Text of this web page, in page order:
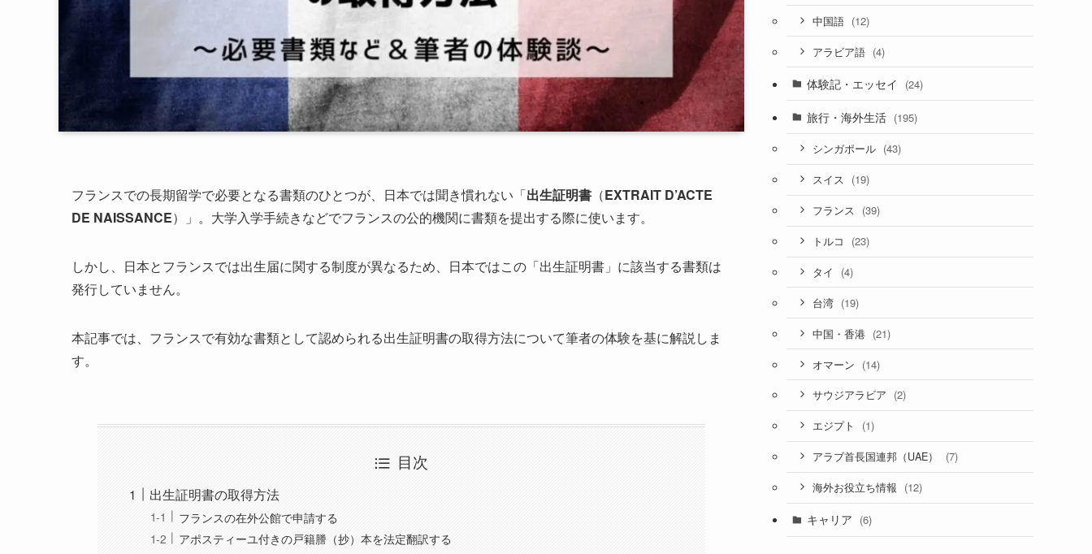
フランスでの長期留学で必要となる書類のひとつが、日本では聞き慣れない「出生証明書 （EXTRAIT D’ACTE
DE NAISSANCE）」。大学入学手続きなどでフランスの公的機関に書類を提出する際に使います。
しかし、日本とフランスでは出生届に関する制度が異なるため、日本ではこの「出生証明書」に該当する書類は
発行していません。
本記事では、フランスで有効な書類として認められる出生証明書の取得方法について筆者の体験を基に解説しま
す。
目次
出生証明書の取得方法
フランスの在外公館で申請する
アポスティーユ付きの戸籍謄（抄）本を法定翻訳する
中国語 (12)
アラビア語 (4)
体験記・エッセイ (24)
旅行・海外生活 (195)
シンガポール (43)
スイス (19)
フランス (39)
トルコ (23)
タイ (4)
台湾 (19)
中国・香港 (21)
オマーン (14)
サウジアラビア (2)
エジプト (1)
アラブ首長国連邦（UAE） (7)
海外お役立ち情報 (12)
キャリア (6)